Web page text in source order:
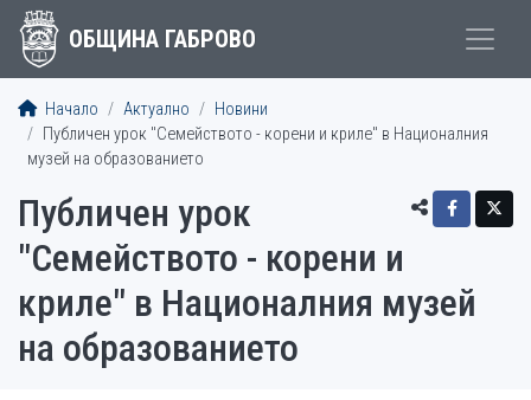
ОБЩИНА ГАБРОВО
Начало Актуално
Новини
Публичен урок "Семейството - корени и криле" в Националния
музей на образованието
Публичен урок
"Семейството - корени и
криле" в Националния музей
на образованието